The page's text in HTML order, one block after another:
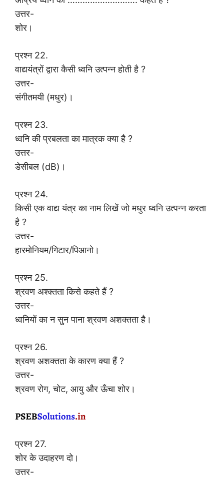
उत्तर-
शोर।
प्रश्न 22.
वाद्ययंत्रों द्वारा कैसी ध्वनि उत्पन्न होती है ?
उत्तर-
संगीतमयी (मधुर)।
प्रश्न 23.
ध्वनि की प्रबलता का मात्रक क्या है ?
उत्तर-
डेसीबल (dB)।
प्रश्न 24.
किसी एक वाद्य यंत्र का नाम लिखें जो मधुर ध्वनि उत्पन्न करता
है ?
उत्तर-
हारमोनियम/गिटार/पिआनो।
प्रश्न 25.
श्रवण अश्क्तता किसे कहते हैं ?
उत्तर-
ध्वनियों का न सुन पाना श्रवण अशक्तता है।
प्रश्न 26.
श्रवण अशक्तता के कारण क्या हैं ?
उत्तर-
श्रवण रोग, चोट, आयु और ऊँचा शोर।
प्रश्न 27.
शोर के उदाहरण दो।
उत्तर-